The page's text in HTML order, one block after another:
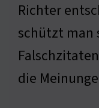
Richter
schützt man
die